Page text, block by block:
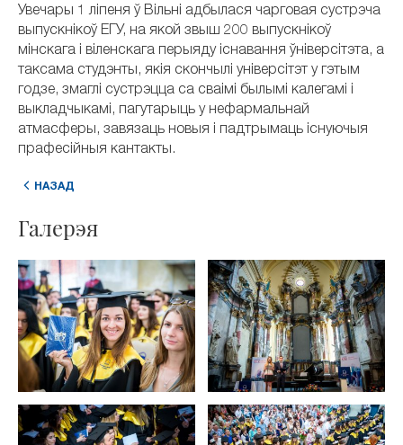
Увечары 1 ліпеня ў Вільні адбылася чарговая сустрэча
выпускнікоў ЕГУ, на якой звыш 200 выпускнікоў
мінскага і віленскага перыяду існавання ўніверсітэта, а
таксама студэнты, якія скончылі універсітэт у гэтым
годзе, змаглі сустрэцца са сваімі былымі калегамі і
выкладчыкамі, пагутарыць у нефармальнай
атмасферы, завязаць новыя і падтрымаць існуючыя
прафесійныя кантакты.
НАЗАД
Галерэя